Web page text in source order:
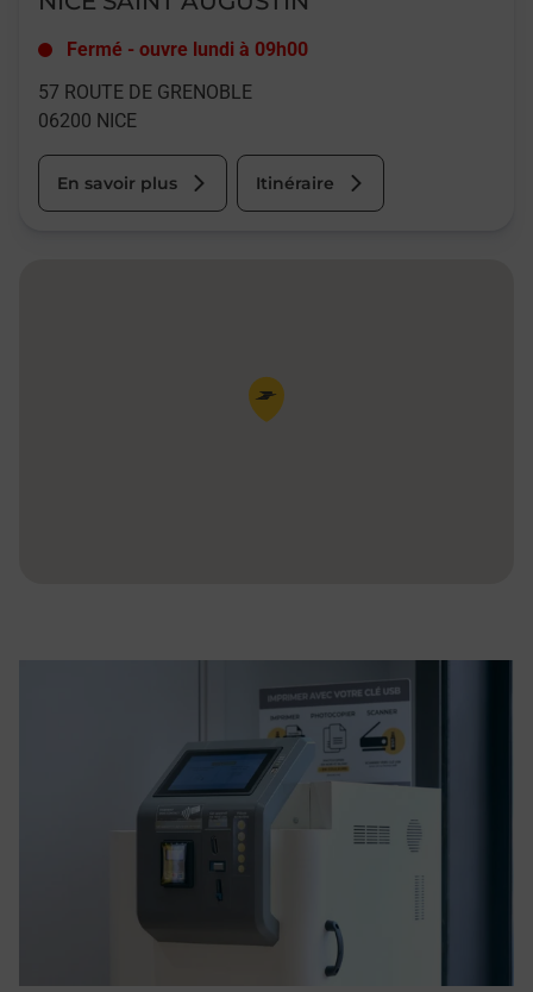
Fermé - ouvre lundi à 09h00
57 ROUTE DE GRENOBLE
06200 NICE
En savoir plus Itinéraire
Pin de la carte